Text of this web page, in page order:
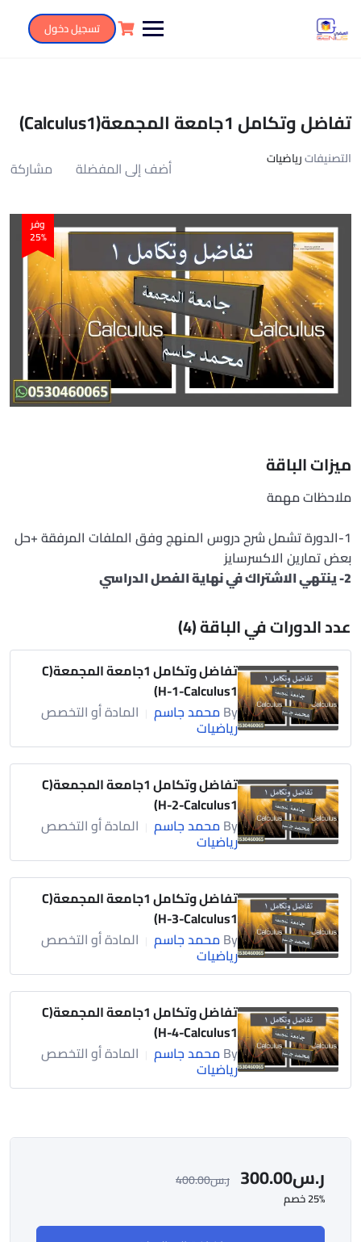
تسجيل دخول
تفاضل وتكامل 1جامعة المجمعة(Calculus1)
التصنيفاترياضيات أضف إلى المفضلة مشاركة
وفر
25%
ميزات الباقة
ملاحظات مهمة
1-الدورة تشمل شرح دروس المنهج وفق الملفات المرفقة +حل
بعض تمارين الاكسرسايز
2- ينتهي الاشتراك في نهاية الفصل الدراسي
عدد الدورات في الباقة (4)
تفاضل وتكامل 1جامعة المجمعة(C
H-1-Calculus1)
Byمحمد جاسم المادة أو التخصص
رياضيات
تفاضل وتكامل 1جامعة المجمعة(C
H-2-Calculus1)
Byمحمد جاسم المادة أو التخصص
رياضيات
تفاضل وتكامل 1جامعة المجمعة(C
H-3-Calculus1)
Byمحمد جاسم المادة أو التخصص
رياضيات
تفاضل وتكامل 1جامعة المجمعة(C
H-4-Calculus1)
Byمحمد جاسم المادة أو التخصص
رياضيات
ر.س300.00 ر.س400.00
25% خصم